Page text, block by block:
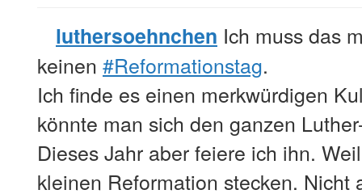
luthersoehnchen Ich muss das
keinen #Reformationstag.
Ich finde es einen merkwürdigen
könnte man sich den ganzen
Dieses Jahr aber feiere ich ihn.
kleinen Reformation stecken.